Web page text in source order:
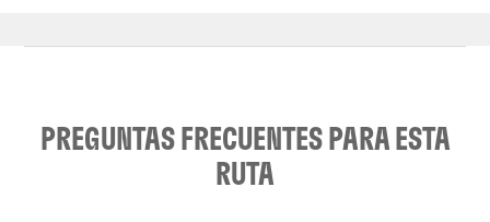
PREGUNTAS FRECUENTES PARA ESTA
RUTA